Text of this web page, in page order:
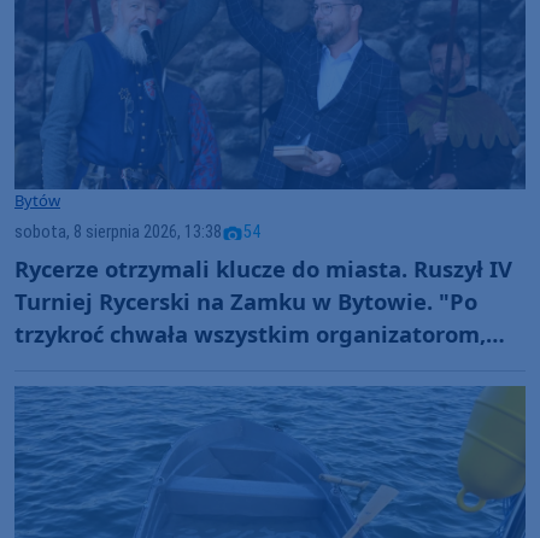
Bytów
sobota, 8 sierpnia 2026, 13:38 54
Rycerze otrzymali klucze do miasta. Ruszył IV
Turniej Rycerski na Zamku w Bytowie. "Po
trzykroć chwała wszystkim organizatorom,